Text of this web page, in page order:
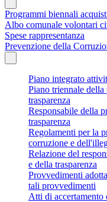
Programmi biennali
Albo comunale volontari
Spese rappresentanza
Prevenzione della
Piano integrato
Piano triennale
trasparenza
Responsabile della
trasparenza
Regolamenti per la
corruzione e
Relazione del
e della trasparenza
Provvedimenti
tali provvedimenti
Atti di